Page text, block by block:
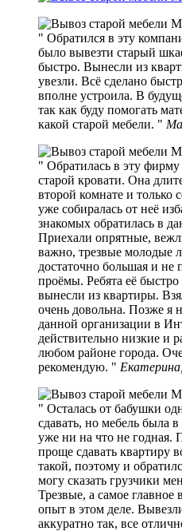
Обратился в эту
было вывезти старый
быстро. Вынесли из
увезли. Всё сделано
вполне устроила. В
так как буду помогать
какой старой мебели.
Обратилась в эту
старой кровати. Она
второй комнате и только
уже собиралась от неё
знакомых обратилась в
Приехали опрятные,
важно, трезвые молодые
достаточно большая и не
проёмы. Ребята её
вынесли из квартиры.
очень довольна. Позже
данной организации в
действительно низкие и
любом районе города.
рекомендую.
Осталась от бабушки
сдавать, но мебель была
уже ни на что не годная.
проще сдавать квартиру
такой, поэтому и
могу сказать грузчики
Трезвые, а самое
опыт в этом деле.
аккуратно так, все